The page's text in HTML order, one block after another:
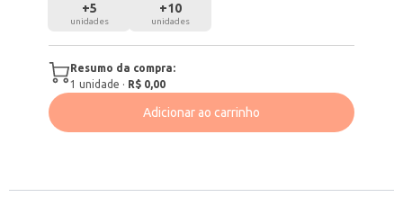
+5
unidades
+10
unidades
Resumo da compra:
1 unidade · R$ 0,00
Adicionar ao carrinho